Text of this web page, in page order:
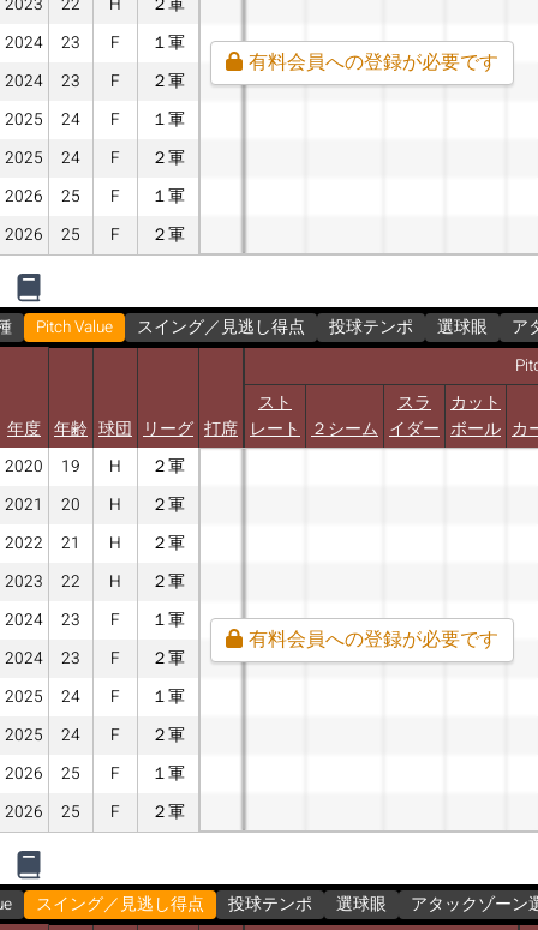
2023 22 H
２軍
2024
23 F
１軍
2024
23 F
２軍
2025
24 F
１軍
2025
24 F
２軍
2026
25 F
１軍
2026
25 F ２軍
有料会員への登録が必要です
Pitch Value スイング／見逃し得点 投球テンポ 選球眼
ア
年度 年齢 球団 リーグ 打席
スト
レート ２シーム
スラ
イダー
カット
ボール カ
2020
19 H
２軍
2021
20 H
２軍
2022
21 H
２軍
2023
22 H
２軍
2024
23 F
１軍
2024
23 F
２軍
2025
24 F
１軍
2025
24 F
２軍
2026
25 F
１軍
2026
25 F ２軍
有料会員への登録が必要です
スイング／見逃し得点 投球テンポ 選球眼
アタックゾーン